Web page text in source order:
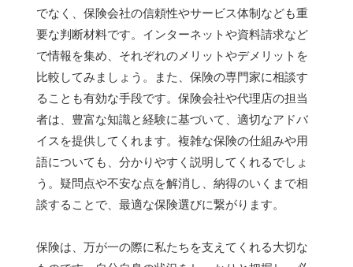
でなく、保険会社の信頼性やサービス体制なども重
要な判断材料です。インターネットや資料請求など
で情報を集め、それぞれのメリットやデメリットを
比較してみましょう。また、保険の専門家に相談す
ることも有効な手段です。保険会社や代理店の担当
者は、豊富な知識と経験に基づいて、適切なアドバ
イスを提供してくれます。複雑な保険の仕組みや用
語についても、分かりやすく説明してくれるでしょ
う。疑問点や不安な点を解消し、納得のいくまで相
談することで、最適な保険選びに繋がります。
保険は、万が一の際に私たちを支えてくれる大切な